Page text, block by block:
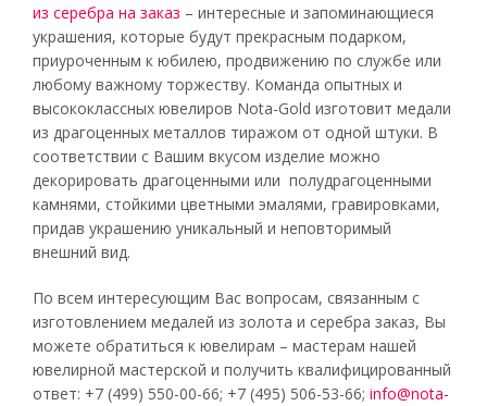
из серебра на заказ – интересные и запоминающиеся
украшения, которые будут прекрасным подарком,
приуроченным к юбилею, продвижению по службе или
любому важному торжеству. Команда опытных и
высококлассных ювелиров Nota-Gold изготовит медали
из драгоценных металлов тиражом от одной штуки. В
соответствии с Вашим вкусом изделие можно
декорировать драгоценными или полудрагоценными
камнями, стойкими цветными эмалями, гравировками,
придав украшению уникальный и неповторимый
внешний вид.
По всем интересующим Вас вопросам, связанным с
изготовлением медалей из золота и серебра заказ, Вы
можете обратиться к ювелирам – мастерам нашей
ювелирной мастерской и получить квалифицированный
ответ: +7 (499) 550-00-66; +7 (495) 506-53-66; info@nota-